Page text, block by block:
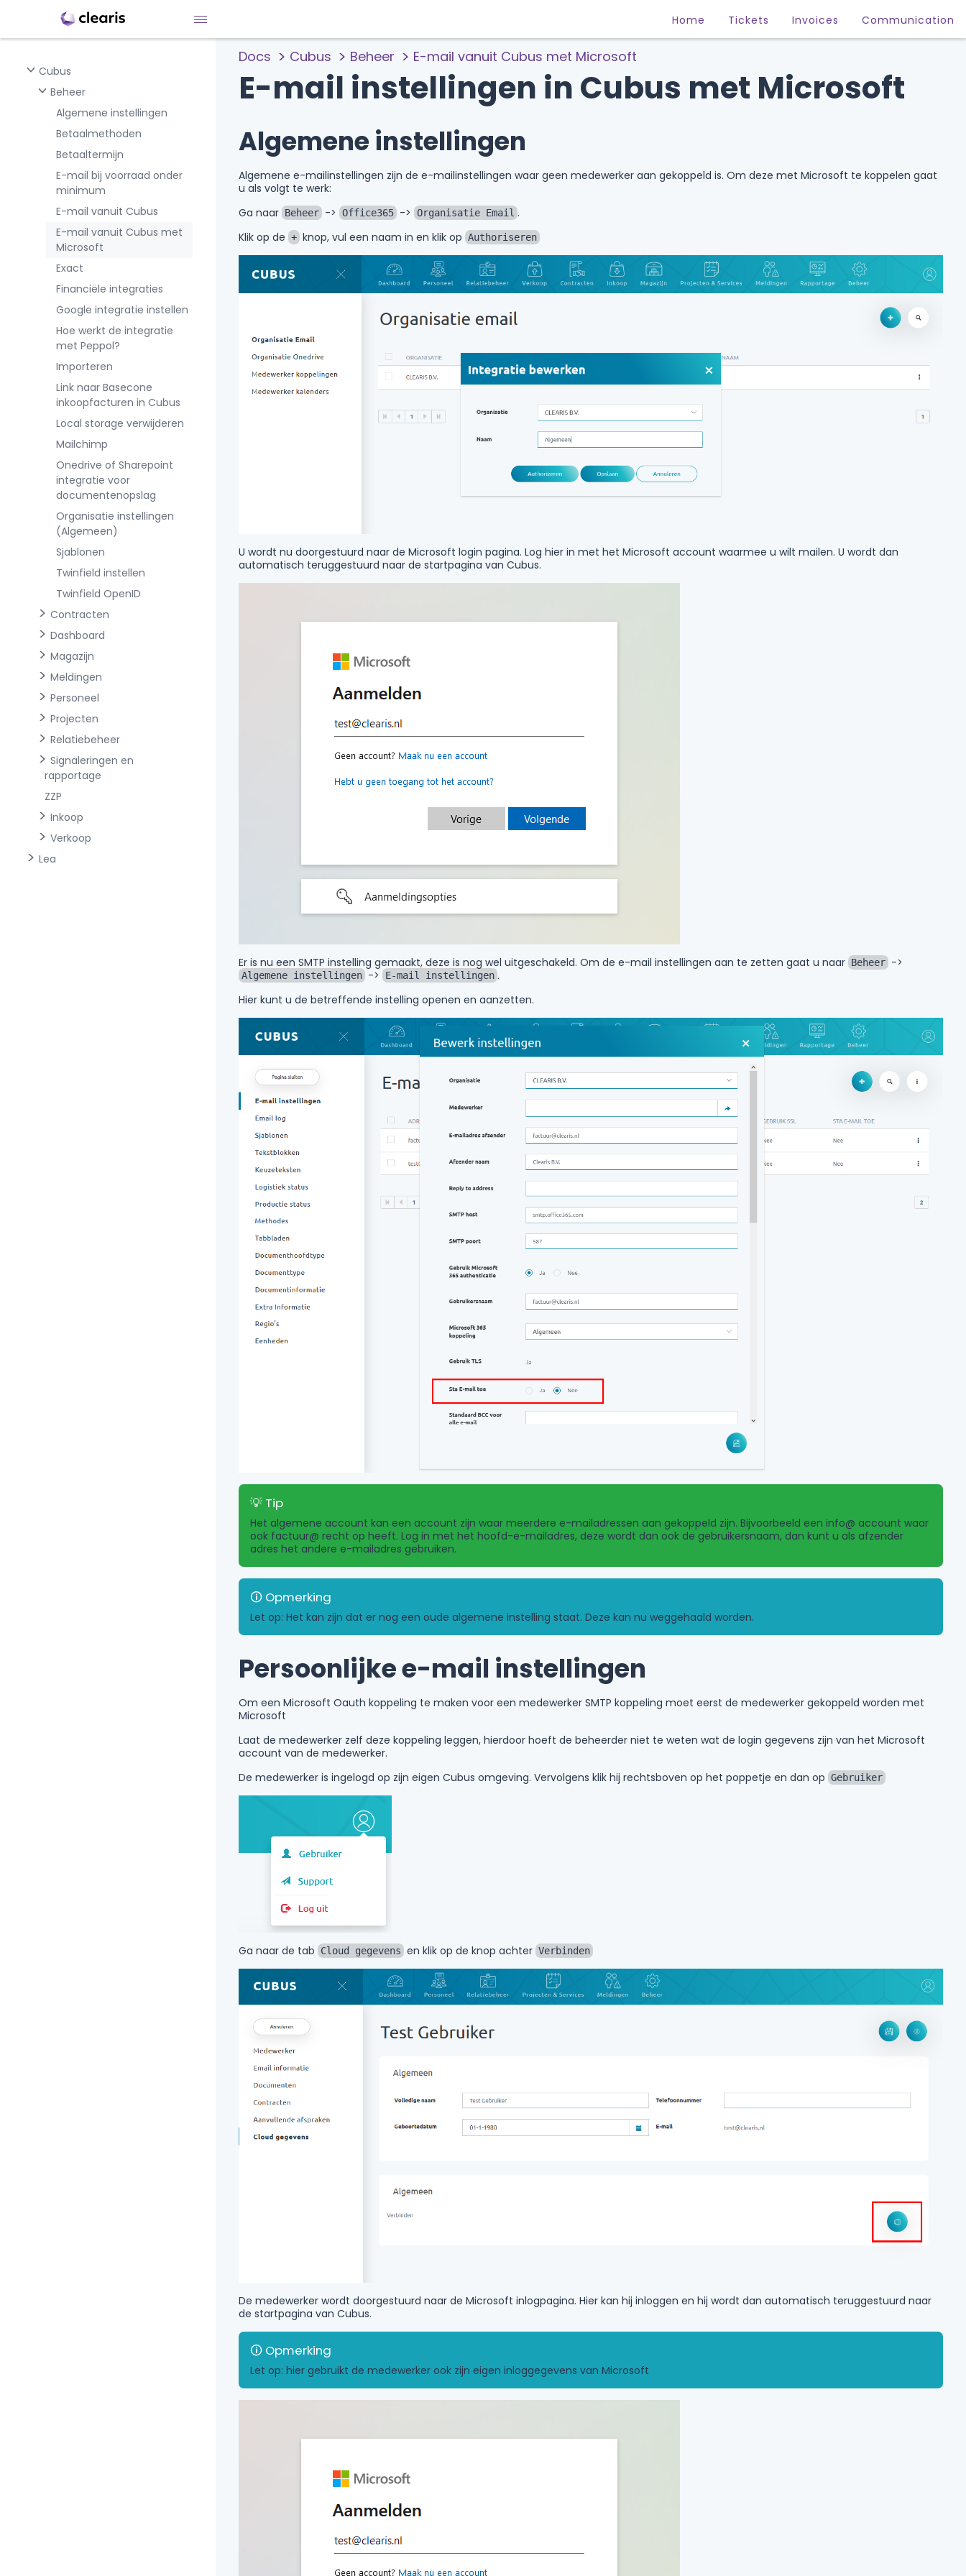
Home Tickets Invoices Communication
Cubus
Beheer
Algemene instellingen
Betaalmethoden
Betaaltermijn
E-mail bij voorraad onder
minimum
E-mail vanuit Cubus
E-mail vanuit Cubus met
Microsoft
Exact
Financiële integraties
Google integratie instellen
Hoe werkt de integratie
met Peppol?
Importeren
Link naar Basecone
inkoopfacturen in Cubus
Local storage verwijderen
Mailchimp
Onedrive of Sharepoint
integratie voor
documentenopslag
Organisatie instellingen
(Algemeen)
Sjablonen
Twinfield instellen
Twinfield OpenID
Contracten
Dashboard
Magazijn
Meldingen
Personeel
Projecten
Relatiebeheer
Signaleringen en
rapportage
ZZP
Inkoop
Verkoop
Lea
Docs Cubus Beheer E-mail vanuit Cubus met Microsoft
E-mail instellingen in Cubus met Microsoft
Algemene instellingen
Algemene e-mailinstellingen zijn de e-mailinstellingen waar geen medewerker aan gekoppeld is. Om deze met Microsoft te koppelen gaat
u als volgt te werk:
Ga naar Beheer -> Office365 -> Organisatie Email .
Klik op de + knop, vul een naam in en klik op Authoriseren
U wordt nu doorgestuurd naar de Microsoft login pagina. Log hier in met het Microsoft account waarmee u wilt mailen. U wordt dan
automatisch teruggestuurd naar de startpagina van Cubus.
Er is nu een SMTP instelling gemaakt, deze is nog wel uitgeschakeld. Om de e-mail instellingen aan te zetten gaat u naar Beheer ->
Algemene instellingen -> E-mail instellingen .
Hier kunt u de betreffende instelling openen en aanzetten.
Het algemene account kan een account zijn waar meerdere e-mailadressen aan gekoppeld zijn. Bijvoorbeeld een info@ account waar
ook factuur@ recht op heeft. Log in met het hoofd-e-mailadres, deze wordt dan ook de gebruikersnaam, dan kunt u als afzender
adres het andere e-mailadres gebruiken.
Let op: Het kan zijn dat er nog een oude algemene instelling staat. Deze kan nu weggehaald worden.
Persoonlijke e-mail instellingen
Om een Microsoft Oauth koppeling te maken voor een medewerker SMTP koppeling moet eerst de medewerker gekoppeld worden met
Microsoft
Laat de medewerker zelf deze koppeling leggen, hierdoor hoeft de beheerder niet te weten wat de login gegevens zijn van het Microsoft
account van de medewerker.
De medewerker is ingelogd op zijn eigen Cubus omgeving. Vervolgens klik hij rechtsboven op het poppetje en dan op Gebruiker
Ga naar de tab Cloud gegevens en klik op de knop achter Verbinden
De medewerker wordt doorgestuurd naar de Microsoft inlogpagina. Hier kan hij inloggen en hij wordt dan automatisch teruggestuurd naar
de startpagina van Cubus.
Let op: hier gebruikt de medewerker ook zijn eigen inloggegevens van Microsoft